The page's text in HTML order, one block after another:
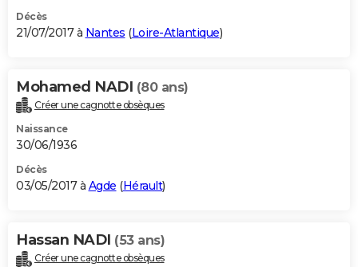
Décès
21/07/2017 à Nantes (Loire-Atlantique)
Mohamed NADI (80 ans)
Créer une cagnotte obsèques
Naissance
30/06/1936
Décès
03/05/2017 à Agde (Hérault)
Hassan NADI (53 ans)
Créer une cagnotte obsèques